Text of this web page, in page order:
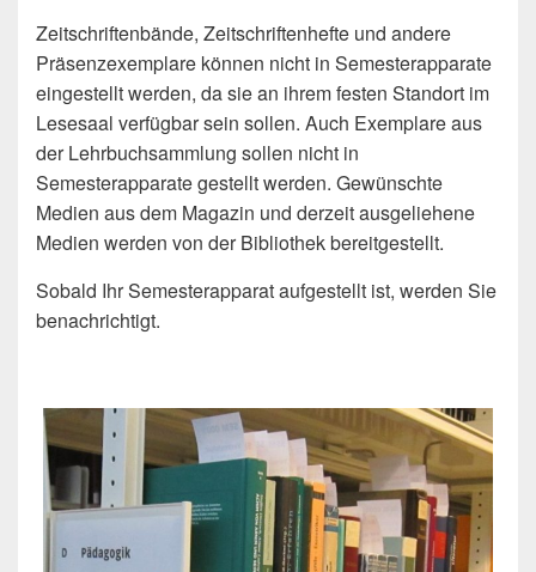
Zeitschriftenbände, Zeitschriftenhefte und andere
Präsenzexemplare können nicht in Semesterapparate
eingestellt werden, da sie an ihrem festen Standort im
Lesesaal verfügbar sein sollen. Auch Exemplare aus
der Lehrbuchsammlung sollen nicht in
Semesterapparate gestellt werden. Gewünschte
Medien aus dem Magazin und derzeit ausgeliehene
Medien werden von der Bibliothek bereitgestellt.
Sobald Ihr Semesterapparat aufgestellt ist, werden Sie
benachrichtigt.